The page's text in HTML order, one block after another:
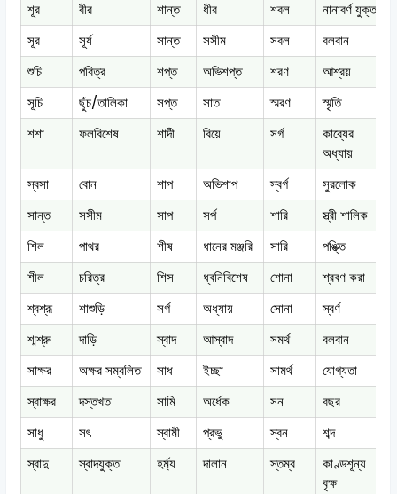
শূর বীর শান্ত ধীর শবল নানাবর্ণ যুক্ত
সূর
সূর্য সান্ত সসীম সবল বলবান
শুচি
পবিত্র শপ্ত অভিশপ্ত শরণ আশ্রয়
সূচি
ছুঁচ/তালিকা সপ্ত সাত স্মরণ স্মৃতি
শশা
ফলবিশেষ শাদী বিয়ে সর্গ
কাব্যের
অধ্যায়
স্বসা বোন শাপ অভিশাপ স্বর্গ সুরলোক
সান্ত
সসীম সাপ সর্প শারি স্ত্রী শালিক
শিল
পাথর শীষ ধানের মঞ্জরি সারি পঙ্ক্তি
শীল
চরিত্র শিস ধ্বনিবিশেষ শোনা শ্রবণ করা
শ্বশ্রূ
শাশুড়ি সর্গ অধ্যায় সোনা স্বর্ণ
শ্মশ্রু
দাড়ি স্বাদ আস্বাদ সমর্থ বলবান
সাক্ষর
অক্ষর সম্বলিত সাধ ইচ্ছা সামর্থ যোগ্যতা
স্বাক্ষর
দস্তখত সামি অর্ধেক সন বছর
সাধু
সৎ স্বামী প্রভু স্বন শব্দ
স্বাদু
স্বাদযুক্ত হর্ম্য দালান স্তম্ব
কাণ্ডশূন্য
বৃক্ষ